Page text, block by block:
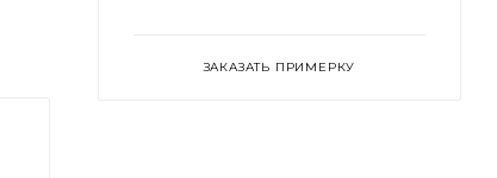
ЗАКАЗАТЬ ПРИМЕРКУ